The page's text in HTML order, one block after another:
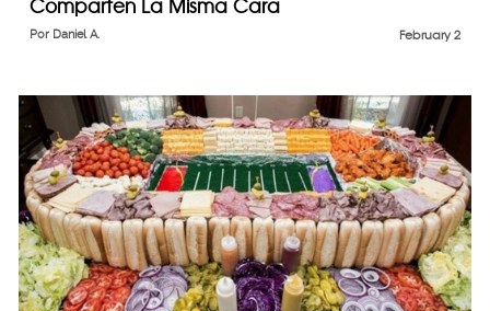
Comparten La Misma Cara
February 2
Por Daniel A.